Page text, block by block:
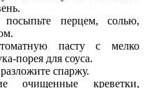
посыпьте перцем, солью,
пасту с мелко
порея для соуса.
спаржу.
очищенные креветки,